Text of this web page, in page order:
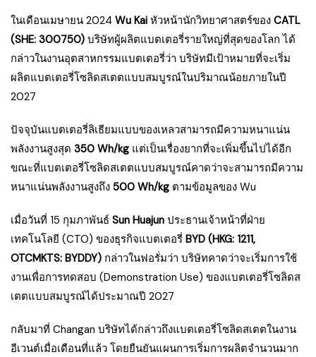
ในเดือนเมษายน 2024 Wu Kai หัวหน้านักวิทยาศาสตร์ของ CATL
(SHE: 300750) บริษัทผู้ผลิตแบตเตอรี่รายใหญ่ที่สุดของโลก ได้
กล่าวในงานอุตสาหกรรมแบตเตอรี่ว่า บริษัทมีเป้าหมายที่จะเริ่ม
ผลิตแบตเตอรี่โซลิดสเตตแบบสมบูรณ์ในปริมาณน้อยภายในปี
2027
ปัจจุบันแบตเตอรี่ลิเธียมแบบของเหลวสามารถมีความหนาแน่น
พลังงานสูงสุด 350 Wh/kg แต่เป็นเรื่องยากที่จะเพิ่มขึ้นไปได้อีก
ขณะที่แบตเตอรี่โซลิดสเตตแบบสมบูรณ์คาดว่าจะสามารถมีความ
หนาแน่นพลังงานสูงถึง 500 Wh/kg ตามข้อมูลของ Wu
เมื่อวันที่ 15 กุมภาพันธ์ Sun Huajun ประธานเจ้าหน้าที่ฝ่าย
เทคโนโลยี (CTO) ของธุรกิจแบตเตอรี่ BYD (HKG: 1211,
OTCMKTS: BYDDY) กล่าวในฟอรั่มว่า บริษัทคาดว่าจะเริ่มการใช้
งานเพื่อการทดสอบ (Demonstration Use) ของแบตเตอรี่โซลิดส
เตตแบบสมบูรณ์ได้ประมาณปี 2027
กลับมาที่ Changan บริษัทได้กล่าวถึงแบตเตอรี่โซลิดสเตตในงาน
อีเวนต์เมื่อเดือนที่แล้ว โดยยืนยันแผนการเริ่มการผลิตจำนวนมาก